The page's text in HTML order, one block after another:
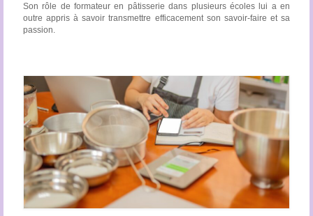
Son rôle de formateur en pâtisserie dans plusieurs écoles lui a en
outre appris à savoir transmettre efficacement son savoir-faire et sa
passion.